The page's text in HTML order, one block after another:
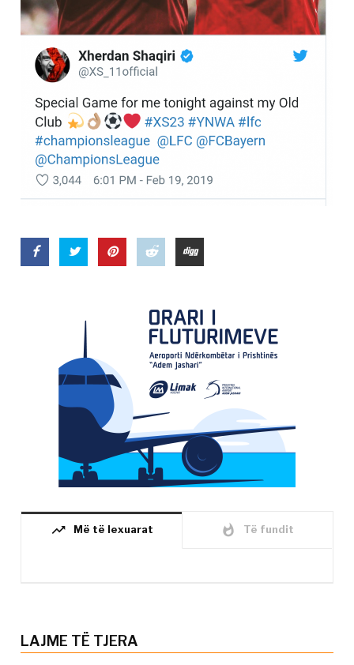
trending_up Më të lexuarat whatshot Të fundit
LAJME TË TJERA